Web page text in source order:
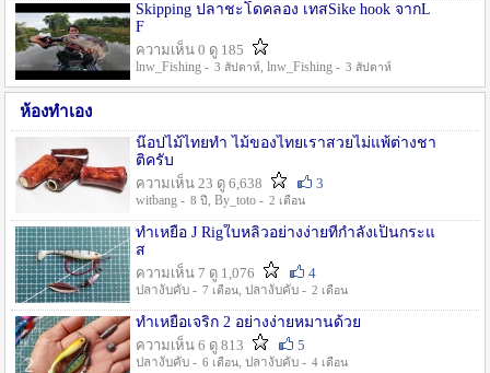
Skipping ปลาชะโดคลอง เทสSike hook จากL
F
ความเห็น 0 ดู 185
lnw_Fishing - 3 สัปดาห์, lnw_Fishing - 3 สัปดาห์
ห้องทำเอง
น๊อปไม้ไทยทำ ไม้ของไทยเราสวยไม่แพ้ต่างชา
ติครับ
ความเห็น 23 ดู 6,638
3
witbang - 8 ปี , By_toto - 2 เดือน
ทำเหยื่อ J Rigใบหลิวอย่างง่ายที่กำลังเป็นกระแ
ส
ความเห็น 7 ดู 1,076
4
ปลางับคับ - 7 เดือน, ปลางับคับ - 2 เดือน
ทำเหยื่อเจริก 2 อย่างง่ายหมานด้วย
ความเห็น 6 ดู 813
5
ปลางับคับ - 6 เดือน, ปลางับคับ - 4 เดือน